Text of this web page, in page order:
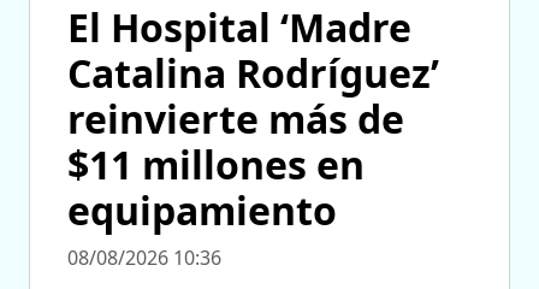
El Hospital ‘Madre
Catalina Rodríguez’
reinvierte más de
$11 millones en
equipamiento
08/08/2026 10:36